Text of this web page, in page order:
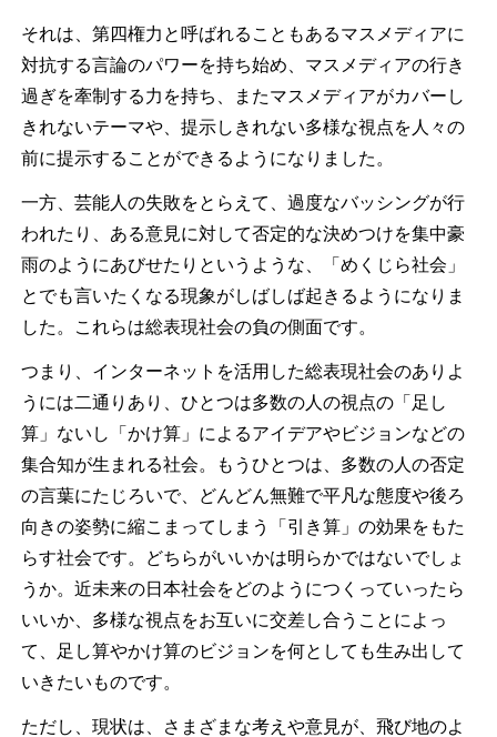
それは、第四権力と呼ばれることもあるマスメディアに
対抗する言論のパワーを持ち始め、マスメディアの行き
過ぎを牽制する力を持ち、またマスメディアがカバーし
きれないテーマや、提示しきれない多様な視点を人々の
前に提示することができるようになりました。
一方、芸能人の失敗をとらえて、過度なバッシングが行
われたり、ある意見に対して否定的な決めつけを集中豪
雨のようにあびせたりというような、「めくじら社会」
とでも言いたくなる現象がしばしば起きるようになりま
した。これらは総表現社会の負の側面です。
つまり、インターネットを活用した総表現社会のありよ
うには二通りあり、ひとつは多数の人の視点の「足し
算」ないし「かけ算」によるアイデアやビジョンなどの
集合知が生まれる社会。もうひとつは、多数の人の否定
の言葉にたじろいで、どんどん無難で平凡な態度や後ろ
向きの姿勢に縮こまってしまう「引き算」の効果をもた
らす社会です。どちらがいいかは明らかではないでしょ
うか。近未来の日本社会をどのようにつくっていったら
いいか、多様な視点をお互いに交差し合うことによっ
て、足し算やかけ算のビジョンを何としても生み出して
いきたいものです。
ただし、現状は、さまざまな考えや意見が、飛び地のよ